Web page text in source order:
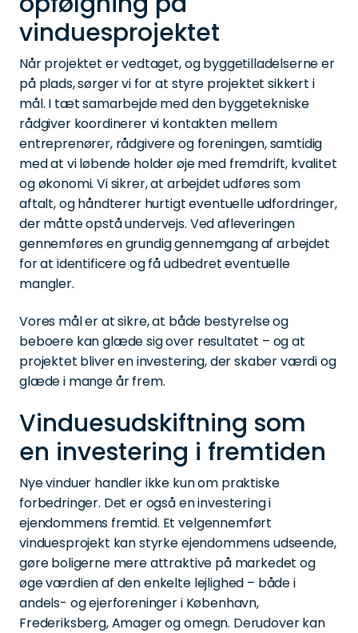
vinduesprojektet
Når projektet er vedtaget, og byggetilladelserne er
på plads, sørger vi for at styre projektet sikkert i
mål. I tæt samarbejde med den byggetekniske
rådgiver koordinerer vi kontakten mellem
entreprenører, rådgivere og foreningen, samtidig
med at vi løbende holder øje med fremdrift, kvalitet
og økonomi. Vi sikrer, at arbejdet udføres som
aftalt, og håndterer hurtigt eventuelle udfordringer,
der måtte opstå undervejs. Ved afleveringen
gennemføres en grundig gennemgang af arbejdet
for at identificere og få udbedret eventuelle
mangler.
Vores mål er at sikre, at både bestyrelse og
beboere kan glæde sig over resultatet – og at
projektet bliver en investering, der skaber værdi og
glæde i mange år frem.
Vinduesudskiftning som
en investering i fremtiden
Nye vinduer handler ikke kun om praktiske
forbedringer. Det er også en investering i
ejendommens fremtid. Et velgennemført
vinduesprojekt kan styrke ejendommens udseende,
gøre boligerne mere attraktive på markedet og
øge værdien af den enkelte lejlighed – både i
andels- og ejerforeninger i København,
Frederiksberg, Amager og omegn. Derudover kan